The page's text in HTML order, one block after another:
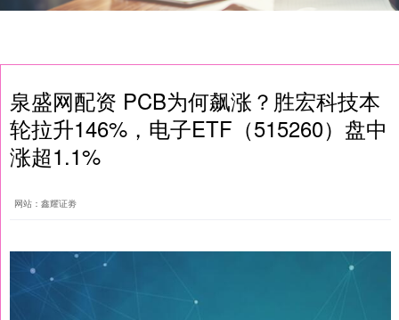
泉盛网配资 PCB为何飙涨？胜宏科技本
轮拉升146%，电子ETF（515260）盘中
涨超1.1%
网站：鑫耀证劵